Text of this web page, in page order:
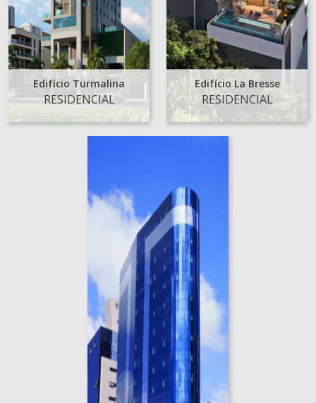
RESIDENCIAL
Edifício Turmalina
RESIDENCIAL
Edifício La Bresse